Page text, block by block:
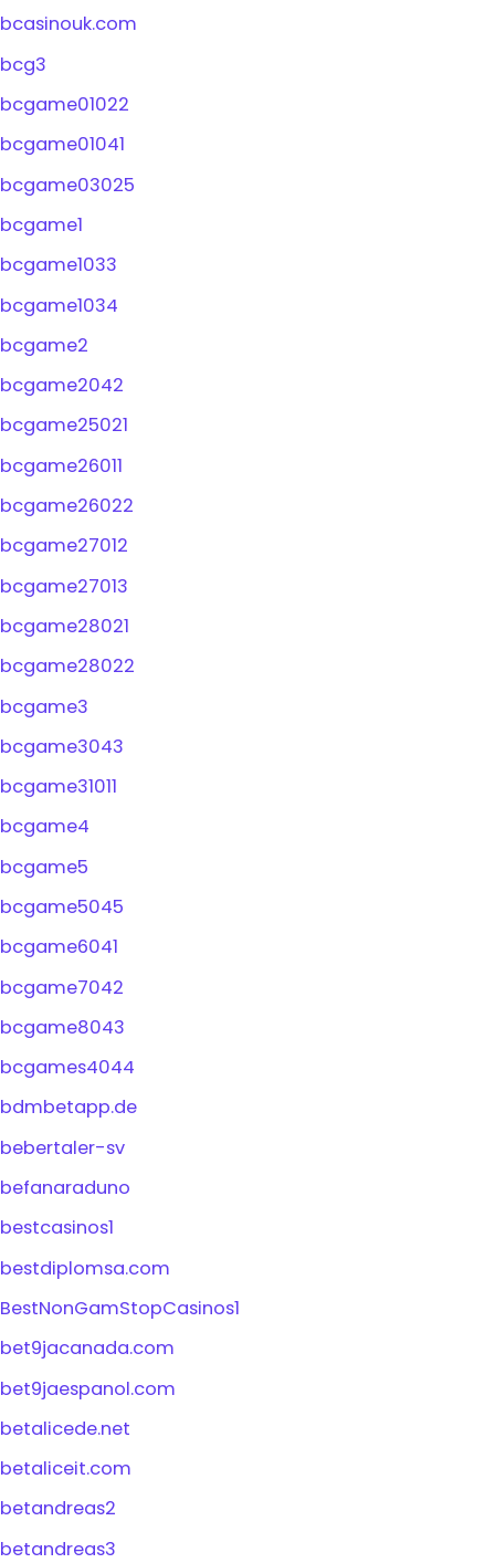
bcasinouk.com
bcg3
bcgame01022
bcgame01041
bcgame03025
bcgame1
bcgame1033
bcgame1034
bcgame2
bcgame2042
bcgame25021
bcgame26011
bcgame26022
bcgame27012
bcgame27013
bcgame28021
bcgame28022
bcgame3
bcgame3043
bcgame31011
bcgame4
bcgame5
bcgame5045
bcgame6041
bcgame7042
bcgame8043
bcgames4044
bdmbetapp.de
bebertaler-sv
befanaraduno
bestcasinos1
bestdiplomsa.com
BestNonGamStopCasinos1
bet9jacanada.com
bet9jaespanol.com
betalicede.net
betaliceit.com
betandreas2
betandreas3